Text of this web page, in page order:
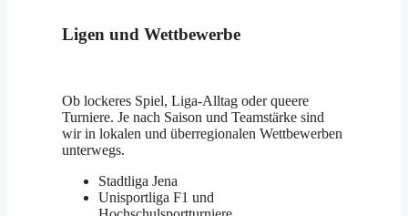
Ligen und Wettbewerbe
Ob lockeres Spiel, Liga-Alltag oder queere
Turniere. Je nach Saison und Teamstärke sind
wir in lokalen und überregionalen Wettbewerben
unterwegs.
Stadtliga Jena
Unisportliga F1 und